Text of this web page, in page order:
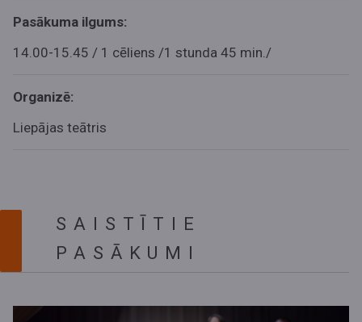
Pasākuma ilgums:
14.00-15.45 / 1 cēliens /1 stunda 45 min./
Organizē:
Liepājas teātris
SAISTĪTIE
PASĀKUMI